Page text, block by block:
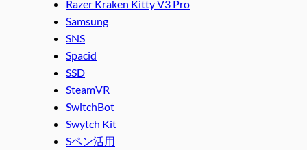
Razer Kraken Kitty V3 Pro
Samsung
SNS
Spacid
SSD
SteamVR
SwitchBot
Swytch Kit
Sペン活用